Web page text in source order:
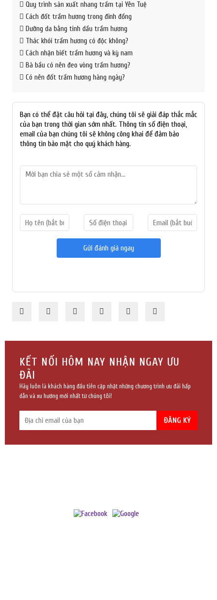
Quy trình sản xuất nhang trầm tại Yên Tuệ
Cách đốt trầm hương trong đỉnh đồng
Dưỡng da bằng tinh dầu trầm hương
Thác khói trầm hương có độc không?
Cách nhận biết trầm hương và kỳ nam
Bà bầu có nên đeo vòng trầm hương?
Có nên đốt trầm hương hàng ngày?
Bạn có thể đặt câu hỏi tại đây, chúng tôi sẽ giải đáp thắc mắc
của bạn trong thời gian sớm nhất. Thông tin số điện thoại,
email của bạn chúng tôi sẽ không công khai để đảm bảo
thông tin bảo mật cho quý khách hàng.
Gửi đánh giá ngay
KẾT NỐI HÔM NAY NHẬN NGAY ƯU
ĐÃI
Hãy luôn là khách hàng đầu tiên cập nhật những chương trình ưu đãi hấp
dẫn và xu hướng mới nhất từ chúng tôi!
ĐĂNG KÝ